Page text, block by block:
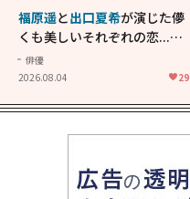
福原遥と出口夏希が演じた儚
くも美しいそれぞれの恋...生
きることの尊さを教えてくれ
た映画「あの花が咲く丘で、
俳優
2026.08.04
29